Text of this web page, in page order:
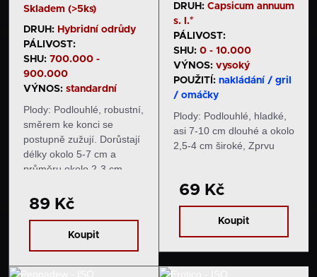
Skladem (>5ks)
DRUH: Hybridní odrůdy
PÁLIVOST:
SHU: 700.000 -
900.000
VÝNOS: standardní
Plody: Podlouhlé, robustní,
směrem ke konci se
postupně zužují. Dorůstají
délky okolo 5-7 cm a
průměru okolo 2-3 cm.
později zrají do
zlatavé barvy v kombinaci
se světlou olivově zelenou.
89 Kč
Koupit
DRUH: Capsicum annuum
s. l.*
PÁLIVOST:
SHU: 0 - 10.000
VÝNOS: vysoký
POUŽITÍ: nakládání / gril
/ omáčky
Plody: Podlouhlé, hladké,
asi 7-10 cm dlouhé a okolo
2,5-4 cm široké, Zprvu
některých plodech se
může objevit jemné
kornatění. Chuť a
pal: Plody mají opravdu
velmi sladkou a bohatou
chuť.…
69 Kč
Koupit